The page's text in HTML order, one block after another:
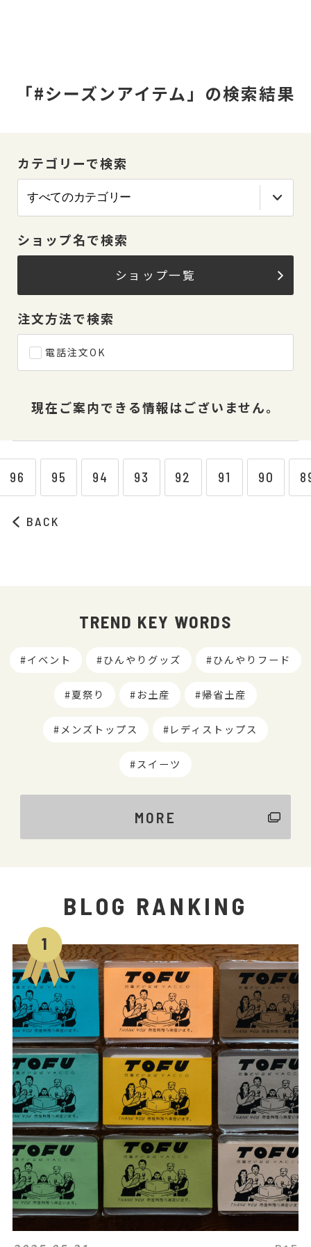
「#シーズンアイテム」の検索結果
カテゴリーで検索
ショップ名で検索
ショップ一覧
注文方法で検索
電話注文OK
現在ご案内できる情報はございません。
BACK
96 95 94 93 92 91 90
TREND KEY WORDS
イベント ひんやりグッズ ひんやりフード
夏祭り お土産 帰省土産
メンズトップス レディストップス
スイーツ
MORE
BLOG RANKING